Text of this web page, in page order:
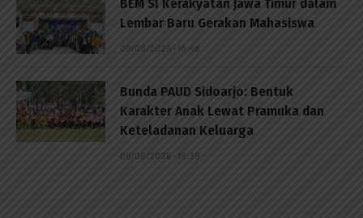
BEM SI Kerakyatan Jawa Timur dalam
Lembar Baru Gerakan Mahasiswa
08/08/2026 - 18:48
Bunda PAUD Sidoarjo: Bentuk
Karakter Anak Lewat Pramuka dan
Keteladanan Keluarga
08/08/2026 - 18:39